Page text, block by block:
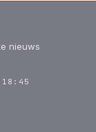
nieuws
18:45